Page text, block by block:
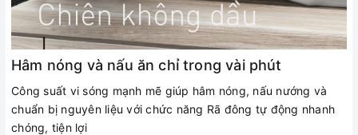
Hâm nóng và nấu ăn chỉ trong vài phút
Công suất vi sóng mạnh mẽ giúp hâm nóng, nấu nướng và
chuẩn bị nguyên liệu với chức năng Rã đông tự động nhanh
chóng, tiện lợi